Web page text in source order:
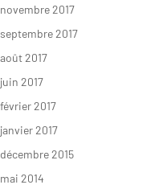
novembre 2017
septembre 2017
août 2017
juin 2017
février 2017
janvier 2017
décembre 2015
mai 2014